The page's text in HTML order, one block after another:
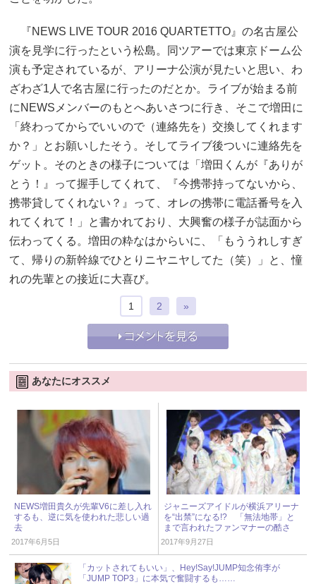
『NEWS LIVE TOUR 2016 QUARTETTO』の名古屋公
演を見学に行ったという松島。同ツアーでは東京ドーム公
演も予定されているが、アリーナ公演が見たいと思い、わ
ざわざ1人で名古屋に行ったのだとか。ライブが始まる前
にNEWSメンバーのもとへあいさつに行き、そこで増田に
「終わってからでいいので（連絡先を）交換してくれます
か？」とお願いしたそう。そしてライブ後ついに連絡先を
ゲット。そのときの様子については「増田くんが『ありが
とう！』って握手してくれて、『今携帯持ってないから、
携帯貸してくれない？』って、オレの携帯に電話番号を入
れてくれて！」と書かれており、大興奮の様子が誌面から
伝わってくる。増田の粋なはからいに、「もううれしすぎ
て、帰りの新幹線でひとりニヤニヤしてた（笑）」と、憧
れの先輩との接近に大喜び。
1 2 »
あなたにオススメ
NEWS増田貴久が先輩V6に差し入れ
するも、逆に気を使われた悲しい過
去
2017年6月5日
ジャニーズアイドルが横浜アリーナ
を“出禁”になる!? 「無法地帯」と
まで言われたファンマナーの酷さ
2017年9月27日
「カットされてもいい」、Hey!Say!JUMP知念侑李が
「JUMP TOP3」に本気で奮闘するも……